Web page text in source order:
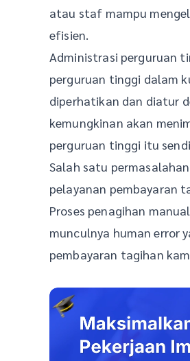
atau staf mampu
efisien.
Administrasi perguruan
perguruan tinggi dalam
diperhatikan dan diatur
kemungkinan akan
perguruan tinggi itu
Salah satu
pelayanan pembayaran
Proses penagihan
munculnya human error
pembayaran tagihan